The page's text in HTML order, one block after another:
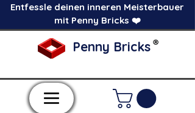
Entfessle deinen inneren Meisterbauer
mit Penny Bricks ❤️
Penny Bricks ®